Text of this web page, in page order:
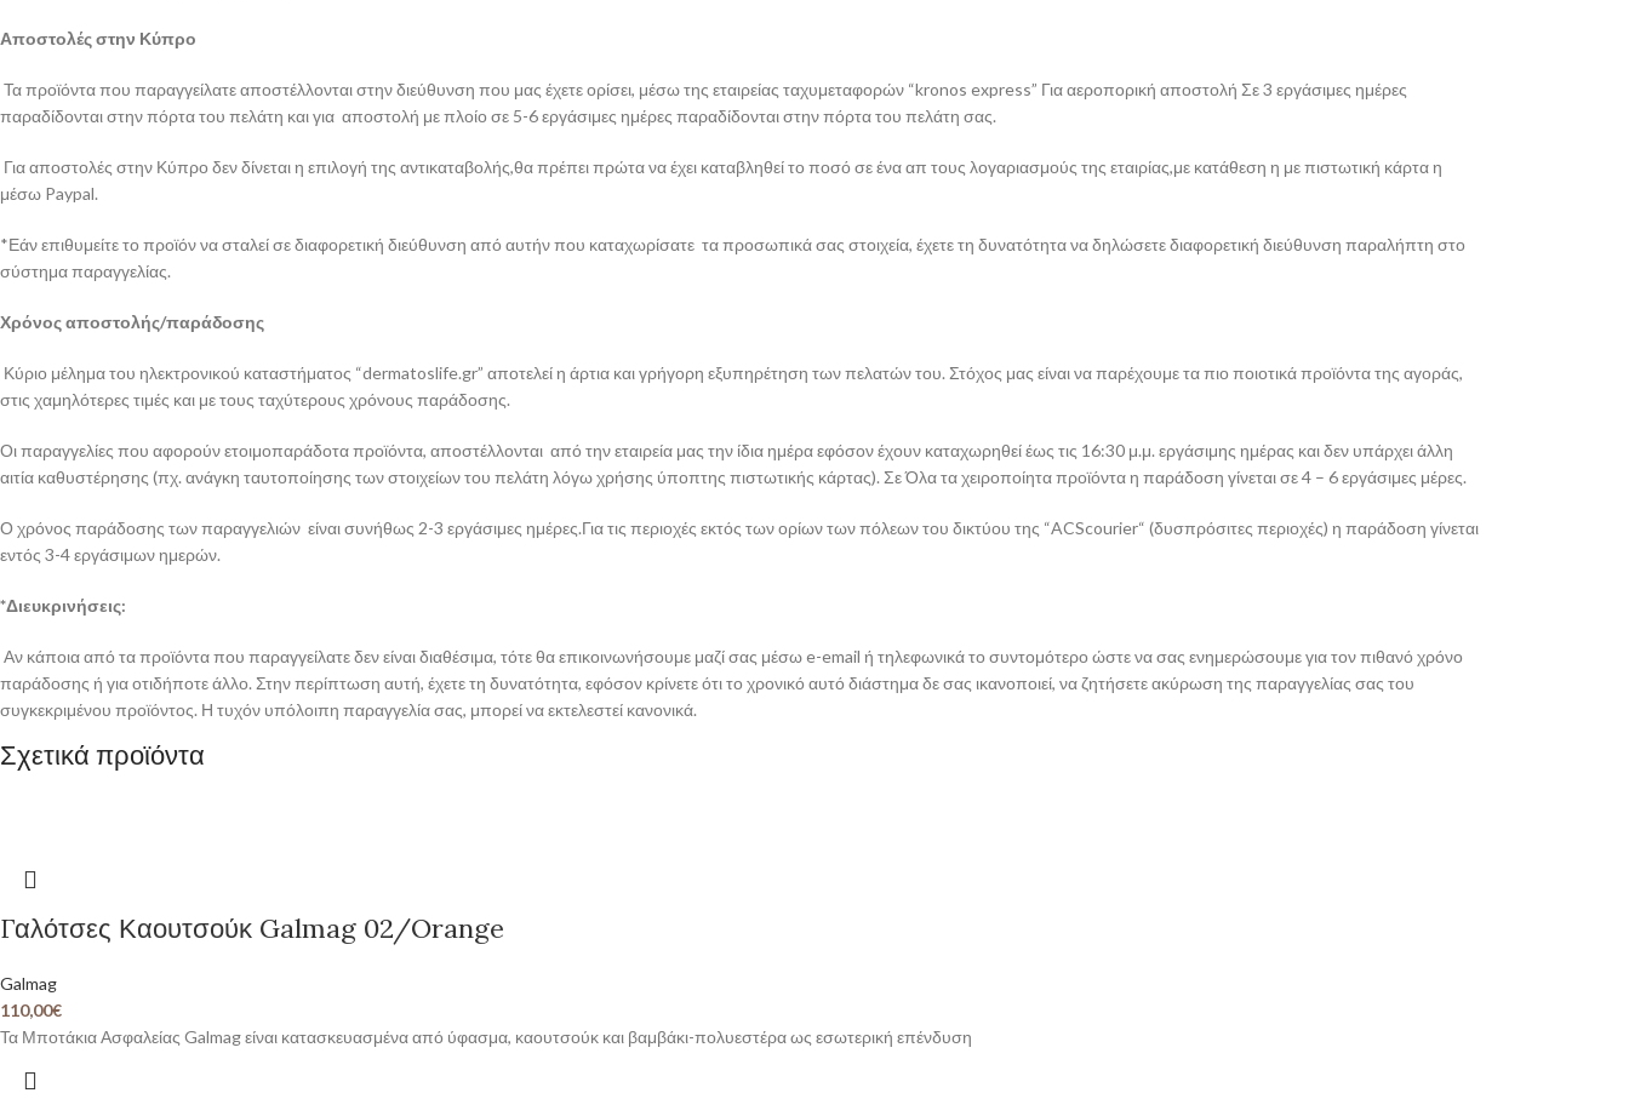
Αποστολές στην Κύπρο
Τα προϊόντα που παραγγείλατε αποστέλλονται στην διεύθυνση που μας έχετε ορίσει, μέσω της εταιρείας ταχυμεταφορών “kronos express” Για αεροπορική αποστολή Σε 3 εργάσιμες ημέρες
παραδίδονται στην πόρτα του πελάτη και για αποστολή με πλοίο σε 5-6 εργάσιμες ημέρες παραδίδονται στην πόρτα του πελάτη σας.
Για αποστολές στην Κύπρο δεν δίνεται η επιλογή της αντικαταβολής,θα πρέπει πρώτα να έχει καταβληθεί το ποσό σε ένα απ τους λογαριασμούς της εταιρίας,με κατάθεση η με πιστωτική κάρτα η
μέσω Paypal.
*Εάν επιθυμείτε το προϊόν να σταλεί σε διαφορετική διεύθυνση από αυτήν που καταχωρίσατε τα προσωπικά σας στοιχεία, έχετε τη δυνατότητα να δηλώσετε διαφορετική διεύθυνση παραλήπτη στο
σύστημα παραγγελίας.
Χρόνος αποστολής/παράδοσης
Κύριο μέλημα του ηλεκτρονικού καταστήματος “dermatoslife.gr” αποτελεί η άρτια και γρήγορη εξυπηρέτηση των πελατών του. Στόχος μας είναι να παρέχουμε τα πιο ποιοτικά προϊόντα της αγοράς,
στις χαμηλότερες τιμές και με τους ταχύτερους χρόνους παράδοσης.
Οι παραγγελίες που αφορούν ετοιμοπαράδοτα προϊόντα, αποστέλλονται από την εταιρεία μας την ίδια ημέρα εφόσον έχουν καταχωρηθεί έως τις 16:30 μ.μ. εργάσιμης ημέρας και δεν υπάρχει άλλη
αιτία καθυστέρησης (πχ. ανάγκη ταυτοποίησης των στοιχείων του πελάτη λόγω χρήσης ύποπτης πιστωτικής κάρτας). Σε Όλα τα χειροποίητα προϊόντα η παράδοση γίνεται σε 4 – 6 εργάσιμες μέρες.
Ο χρόνος παράδοσης των παραγγελιών είναι συνήθως 2-3 εργάσιμες ημέρες.Για τις περιοχές εκτός των ορίων των πόλεων του δικτύου της “ACScourier“ (δυσπρόσιτες περιοχές) η παράδοση γίνεται
εντός 3-4 εργάσιμων ημερών.
*Διευκρινήσεις:
Αν κάποια από τα προϊόντα που παραγγείλατε δεν είναι διαθέσιμα, τότε θα επικοινωνήσουμε μαζί σας μέσω e-email ή τηλεφωνικά το συντομότερο ώστε να σας ενημερώσουμε για τον πιθανό χρόνο
παράδοσης ή για οτιδήποτε άλλο. Στην περίπτωση αυτή, έχετε τη δυνατότητα, εφόσον κρίνετε ότι το χρονικό αυτό διάστημα δε σας ικανοποιεί, να ζητήσετε ακύρωση της παραγγελίας σας του
συγκεκριμένου προϊόντος. Η τυχόν υπόλοιπη παραγγελία σας, μπορεί να εκτελεστεί κανονικά.
Σχετικά προϊόντα
Γαλότσες Καουτσούκ Galmag 02/Orange
Galmag
110,00€
Τα Μποτάκια Ασφαλείας Galmag είναι κατασκευασμένα από ύφασμα, καουτσούκ και βαμβάκι-πολυεστέρα ως εσωτερική επένδυση